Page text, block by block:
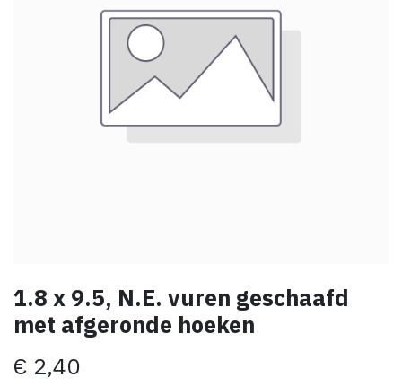
1.8 x 9.5, N.E. vuren geschaafd
met afgeronde hoeken
€ 2,40